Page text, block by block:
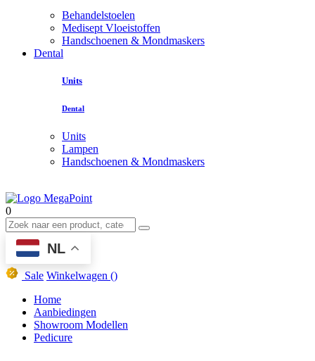
Behandelstoelen
Medisept Vloeistoffen
Handschoenen & Mondmaskers
Dental
Units
Dental
Units
Lampen
Handschoenen & Mondmaskers
0
NL
Sale Winkelwagen ()
Home
Aanbiedingen
Showroom Modellen
Pedicure